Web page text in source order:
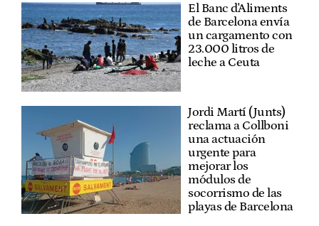
El Banc d'Aliments
de Barcelona envía
un cargamento con
23.000 litros de
leche a Ceuta
Jordi Martí (Junts)
reclama a Collboni
una actuación
urgente para
mejorar los
módulos de
socorrismo de las
playas de Barcelona